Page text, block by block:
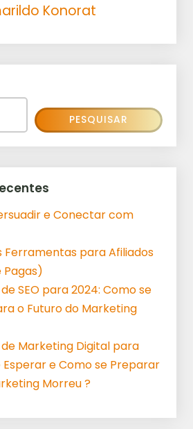
Konorat
PESQUISAR
e Conectar com
Ferramentas para Afiliados
Pagas)
SEO para 2024: Como se
o Futuro do Marketing
Marketing Digital para
Esperar e Como se Preparar
Morreu ?